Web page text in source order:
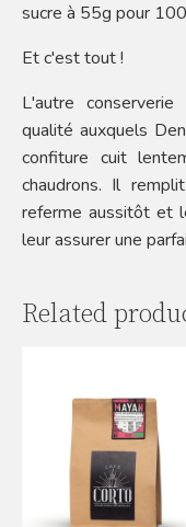
sucre à 55g pour
Et c'est tout !
L'autre
qualité auxquels
confiture cuit
chaudrons. Il
referme aussitôt et
leur assurer une
Related